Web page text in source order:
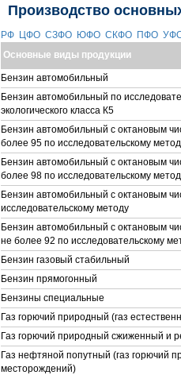
Производство
РФ ЦФО СЗФО ЮФО СКФО ПФО
Основные виды продукции
Бензин автомобильный
Бензин автомобильный по
экологического класса К5
Бензин автомобильный с октановым
более 95 по исследовательскому
Бензин автомобильный с октановым
более 98 по исследовательскому
Бензин автомобильный с октановым
исследовательскому методу
Бензин автомобильный с октановым
не более 92 по исследовательскому
Бензин газовый стабильный
Бензин прямогонный
Бензины специальные
Газ горючий природный (газ
Газ горючий природный сжиженный и
Газ нефтяной попутный (газ горючий
месторождений)